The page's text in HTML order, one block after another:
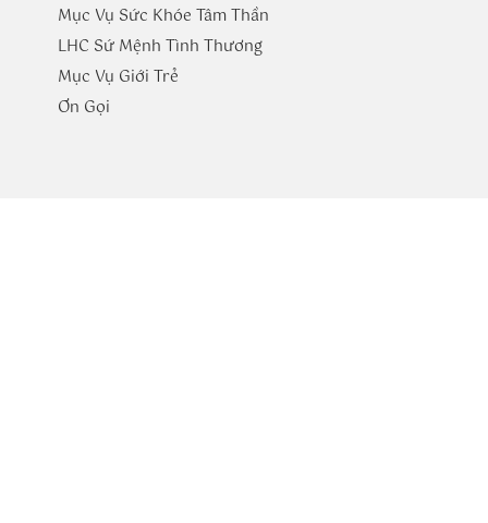
Mục Vụ Sức Khóe Tâm Thần
LHC Sứ Mệnh Tình Thương
Mục Vụ Giới Trẻ
​Ơn Gọi